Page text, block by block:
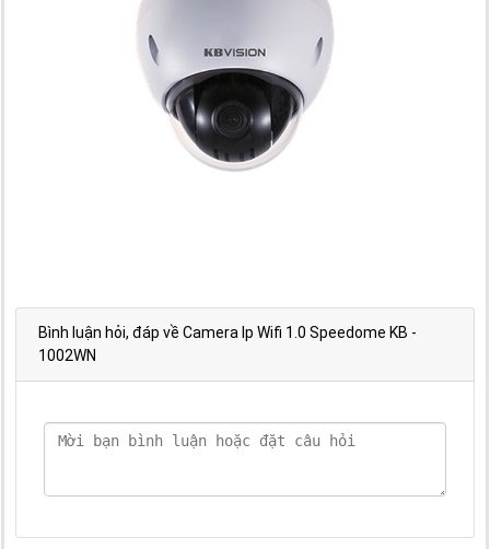
Bình luận hỏi, đáp về Camera Ip Wifi 1.0 Speedome KB -
1002WN